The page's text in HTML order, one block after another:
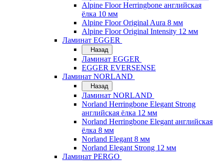
Alpine Floor Herringbone английская
ёлка 10 мм
Alpine Floor Original Aura 8 мм
Alpine Floor Original Intensity 12 мм
Ламинат EGGER
Назад
Ламинат EGGER
EGGER EVERSENSE
Ламинат NORLAND
Назад
Ламинат NORLAND
Norland Herringbone Elegant Strong
английская ёлка 12 мм
Norland Herringbone Elegant английская
ёлка 8 мм
Norland Elegant 8 мм
Norland Elegant Strong 12 мм
Ламинат PERGO